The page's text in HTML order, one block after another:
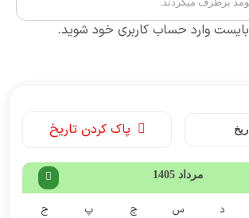
وارد حساب کاربری خود شوید.
پاک کردن تاریخ
مرداد 1405
د س چ پ
ج